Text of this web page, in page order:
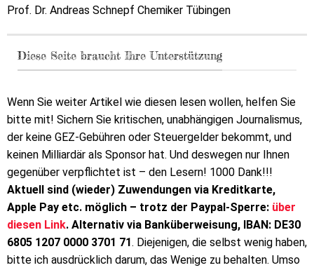
Prof. Dr. Andreas Schnepf Chemiker Tübingen
Diese Seite braucht Ihre Unterstützung
Wenn Sie weiter Artikel wie diesen lesen wollen, helfen Sie
bitte mit! Sichern Sie kritischen, unabhängigen Journalismus,
der keine GEZ-Gebühren oder Steuergelder bekommt, und
keinen Milliardär als Sponsor hat. Und deswegen nur Ihnen
gegenüber verpflichtet ist – den Lesern! 1000 Dank!!!
Aktuell sind (wieder) Zuwendungen via Kreditkarte,
Apple Pay etc. möglich – trotz der Paypal-Sperre: über
diesen Link. Alternativ via Banküberweisung, IBAN: DE30
6805 1207 0000 3701 71. Diejenigen, die selbst wenig haben,
bitte ich ausdrücklich darum, das Wenige zu behalten. Umso